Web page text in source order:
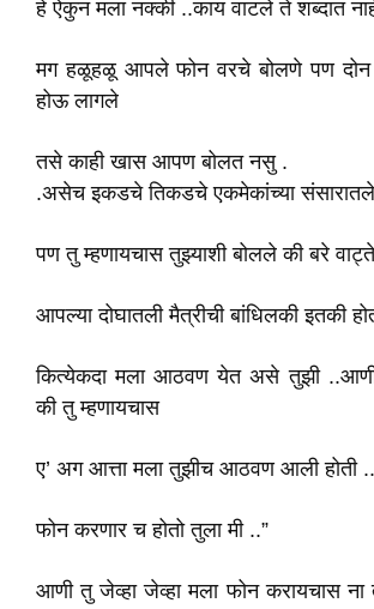
हे ऐकुन मला नक्की ..काय वाटले ते शब्दात
मग हळूहळू आपले फोन वरचे बोलणे पण दोन
होऊ लागले
तसे काही खास आपण बोलत नसु .
.असेच इकडचे तिकडचे एकमेकांच्या
पण तु म्हणायचास तुझ्याशी बोलले की बरे
आपल्या दोघातली मैत्रीची बांधिलकी इतकी
कित्येकदा मला आठवण येत असे तुझी
की तु म्हणायचास
ए’ अग आत्ता मला तुझीच आठवण आली होती ..
फोन करणार च होतो तुला मी ..”
आणी तु जेव्हा जेव्हा मला फोन करायचास ना